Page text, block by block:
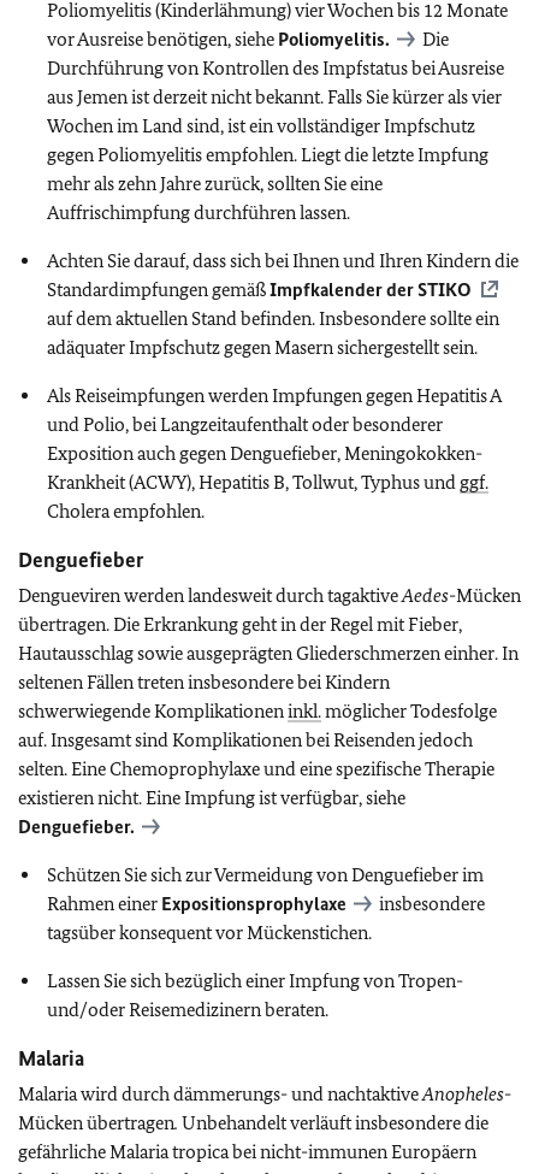
Poliomyelitis (Kinderlähmung) vier Wochen bis 12 Monate
vor Ausreise benötigen, siehe Poliomyelitis.
Die
Durchführung von Kontrollen des Impfstatus bei Ausreise
aus Jemen ist derzeit nicht bekannt. Falls Sie kürzer als vier
Wochen im Land sind, ist ein vollständiger Impfschutz
gegen Poliomyelitis empfohlen. Liegt die letzte Impfung
mehr als zehn Jahre zurück, sollten Sie eine
Auffrischimpfung durchführen lassen.
Achten Sie darauf, dass sich bei Ihnen und Ihren Kindern die
Standardimpfungen gemäßImpfkalender derSTIKO
auf dem aktuellen Stand befinden. Insbesondere sollte ein
adäquater Impfschutz gegen Masern sichergestellt sein.
Als Reiseimpfungen werden Impfungen gegen Hepatitis A
und Polio, bei Langzeitaufenthalt oder besonderer
Exposition auch gegen Denguefieber, Meningokokken-
Krankheit (ACWY), Hepatitis B, Tollwut, Typhus und ggf.
Cholera empfohlen.
Denguefieber
Dengueviren werden landesweit durch tagaktiveAedes-Mücken
übertragen. Die Erkrankung geht in der Regel mit Fieber,
Hautausschlag sowie ausgeprägten Gliederschmerzen einher. In
seltenen Fällen treten insbesondere bei Kindern
schwerwiegende Komplikationeninkl.möglicher Todesfolge
auf. Insgesamt sind Komplikationen bei Reisenden jedoch
selten. Eine Chemoprophylaxe und eine spezifische Therapie
existieren nicht. Eine Impfung ist verfügbar, siehe
Denguefieber.
Schützen Sie sich zur Vermeidung von Denguefieber im
Rahmen einer Expositionsprophylaxe
insbesondere
tagsüber konsequent vor Mückenstichen.
Lassen Sie sich bezüglich einer Impfung von Tropen-
und/oder Reisemedizinern beraten.
Malaria
Malaria wird durch dämmerungs- und nachtaktiveAnopheles-
Mücken übertragen. Unbehandelt verläuft insbesondere die
gefährliche Malaria tropica bei nicht-immunen Europäern